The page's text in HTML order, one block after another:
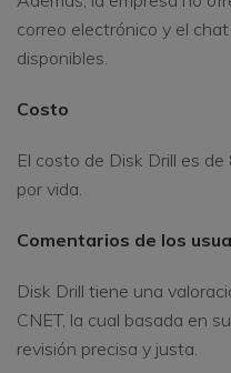
correo electrónico y el
disponibles.
Costo
El costo de Disk Drill es
por vida.
Comentarios de los
Disk Drill tiene una
CNET, la cual basada en
revisión precisa y justa.